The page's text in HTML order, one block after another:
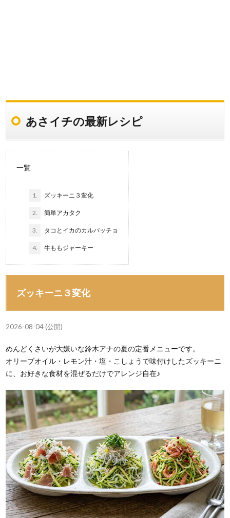
あさイチの最新レシピ
一覧
1. ズッキーニ３変化
2. 簡単アカタク
3. タコとイカのカルパッチョ
4. 牛ももジャーキー
ズッキーニ３変化
2026-08-04 (公開)
めんどくさいが大嫌いな鈴木アナの夏の定番メニューです。
オリーブオイル・レモン汁・塩・こしょうで味付けしたズッキーニ
に、お好きな食材を混ぜるだけでアレンジ自在♪